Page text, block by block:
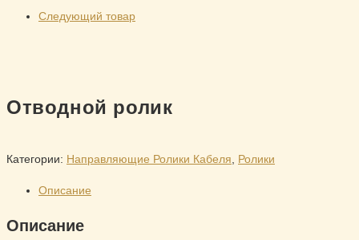
Следующий товар
Отводной ролик
Категории: Направляющие Ролики Кабеля Ролики
Описание
Описание